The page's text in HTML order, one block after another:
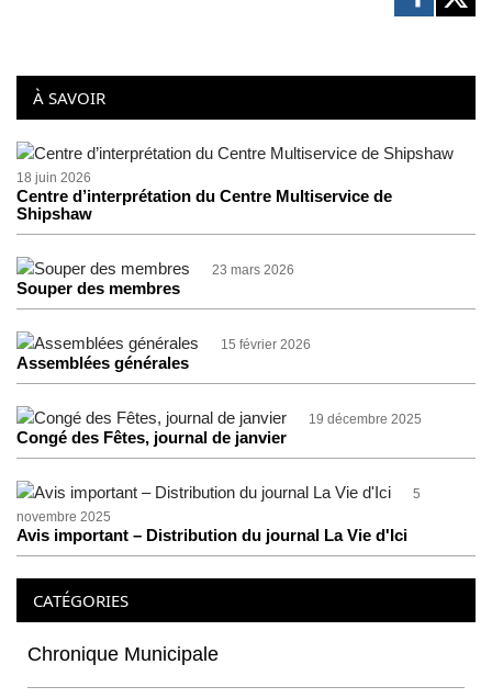
À SAVOIR
18 juin 2026
Centre d’interprétation du Centre Multiservice de
Shipshaw
23 mars 2026
Souper des membres
15 février 2026
Assemblées générales
19 décembre 2025
Congé des Fêtes, journal de janvier
5
novembre 2025
Avis important – Distribution du journal La Vie d'Ici
CATÉGORIES
Chronique Municipale